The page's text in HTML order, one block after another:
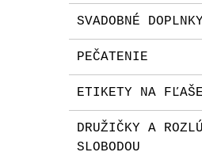
SVADOBNÉ DOPLNKY
PEČATENIE
ETIKETY NA FĽAŠE
DRUŽIČKY A
SLOBODOU